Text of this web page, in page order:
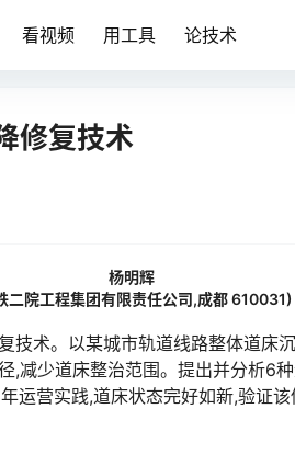
看视频 用工具 论技术
修复技术
杨明辉
二院工程集团有限责任公司,成都 610031)
技术。以某城市轨道线路整体道床
,减少道床整治范围。提出并分析6
运营实践,道床状态完好如新,验证该